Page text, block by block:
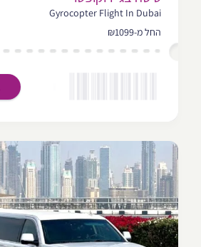
Gyrocopter Flight In Dubai
החל מ-₪1099